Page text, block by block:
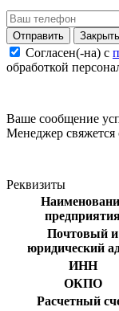
Закрыть
Согласен(-на) c
обработкой
Ваше сообщение
Менеджер
Реквизиты
Почтовый и
юридический
ИНН
ОКПО
Расчетный